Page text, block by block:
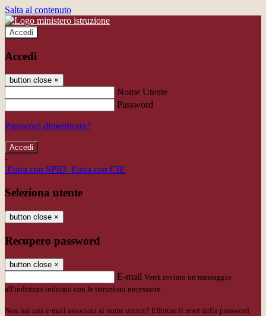
Salta al contenuto
Accedi
Accedi
button close ×
Nome Utente
Password
Password dimenticata?
-
Entra con SPID Entra con CIE
Seleziona utente
button close ×
Recupero password
button close ×
E-mail Verrà inviato un messaggio
all'indirizzo indicato con le istruzioni necessarie.
Non hai una e-mail associata al nome utente? Effettua il reset della password